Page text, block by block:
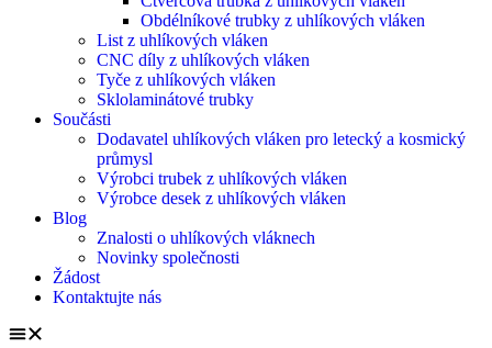
Obdélníkové trubky z uhlíkových vláken
List z uhlíkových vláken
CNC díly z uhlíkových vláken
Tyče z uhlíkových vláken
Sklolaminátové trubky
Součásti
Dodavatel uhlíkových vláken pro letecký a kosmický
průmysl
Výrobci trubek z uhlíkových vláken
Výrobce desek z uhlíkových vláken
Blog
Znalosti o uhlíkových vláknech
Novinky společnosti
Žádost
Kontaktujte nás